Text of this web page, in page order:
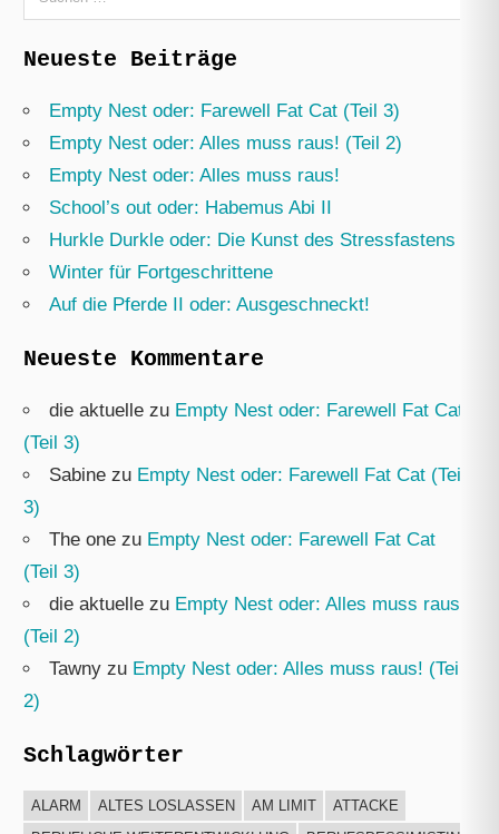
nach:
Neueste Beiträge
Empty Nest oder: Farewell Fat Cat (Teil 3)
Empty Nest oder: Alles muss raus! (Teil 2)
Empty Nest oder: Alles muss raus!
School’s out oder: Habemus Abi II
Hurkle Durkle oder: Die Kunst des Stressfastens
Winter für Fortgeschrittene
Auf die Pferde II oder: Ausgeschneckt!
Neueste Kommentare
die aktuelle zu Empty Nest oder: Farewell Fat Cat
(Teil 3)
Sabine zu Empty Nest oder: Farewell Fat Cat (Teil
3)
The one zu Empty Nest oder: Farewell Fat Cat
(Teil 3)
die aktuelle zu Empty Nest oder: Alles muss raus!
(Teil 2)
Tawny zu Empty Nest oder: Alles muss raus! (Teil
2)
Schlagwörter
ALARM ALTES LOSLASSEN AM LIMIT
ATTACKE